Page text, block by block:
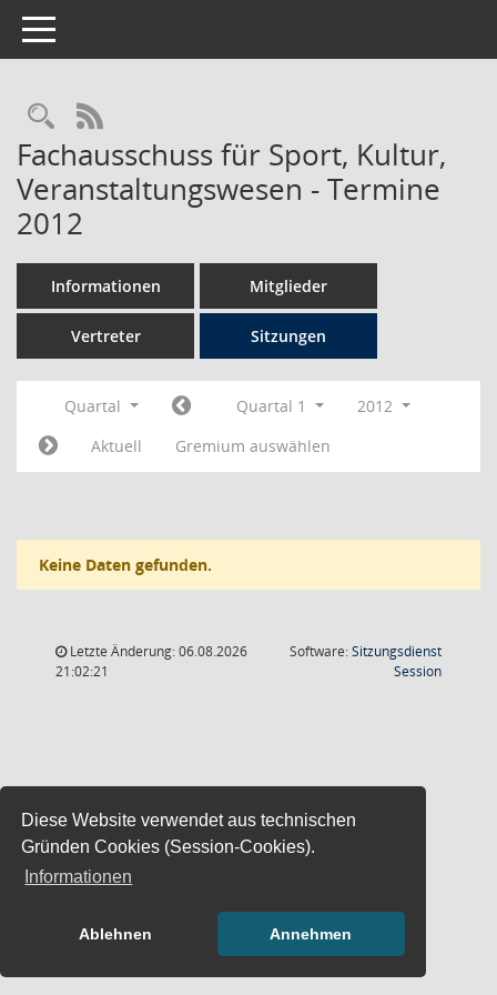
Diese Website verwendet aus technischen
Gründen Cookies (Session-Cookies).
Informationen
Ablehnen Annehmen
Toggle navigation
Rechercheauswahl
RSS-Feed
Fachausschuss für Sport, Kultur,
Veranstaltungswesen - Termine
2012
Informationen Mitglieder
Vertreter Sitzungen
Quartal Quartal 1
2012
Aktuell
Gremium auswählen
Keine Daten gefunden.
Letzte Änderung: 06.08.2026
21:02:21
Software:Sitzungsdienst
Session(Wird in